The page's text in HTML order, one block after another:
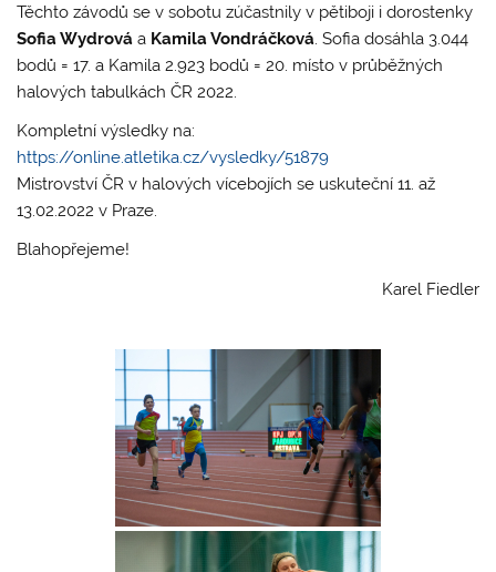
Těchto závodů se v sobotu zúčastnily v pětiboji i dorostenky
Sofia Wydrová a Kamila Vondráčková. Sofia dosáhla 3.044
bodů = 17. a Kamila 2.923 bodů = 20. místo v průběžných
halových tabulkách ČR 2022.
Kompletní výsledky na:
https://online.atletika.cz/vysledky/51879
Mistrovství ČR v halových vícebojích se uskuteční 11. až
13.02.2022 v Praze.
Blahopřejeme!
Karel Fiedler